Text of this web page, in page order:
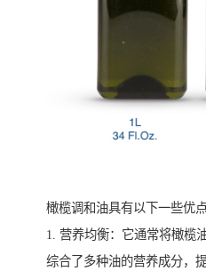
橄榄调和油具有以下一些优点
1. 营养均衡：它通常将橄榄
综合了多种油的营养成分，